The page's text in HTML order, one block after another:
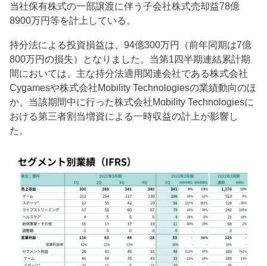
当社保有株式の一部譲渡に伴う子会社株式売却益78億
8900万円等を計上している。
持分法による投資損益は、94億300万円（前年同期は7億
800万円の損失）となりました。当第1四半期連結累計期
間においては、主な持分法適用関連会社である株式会社
Cygamesや株式会社Mobility Technologiesの業績動向のほ
か、当該期間中に行った株式会社Mobility Technologiesに
おける第三者割当増資による一時収益の計上が影響し
た。